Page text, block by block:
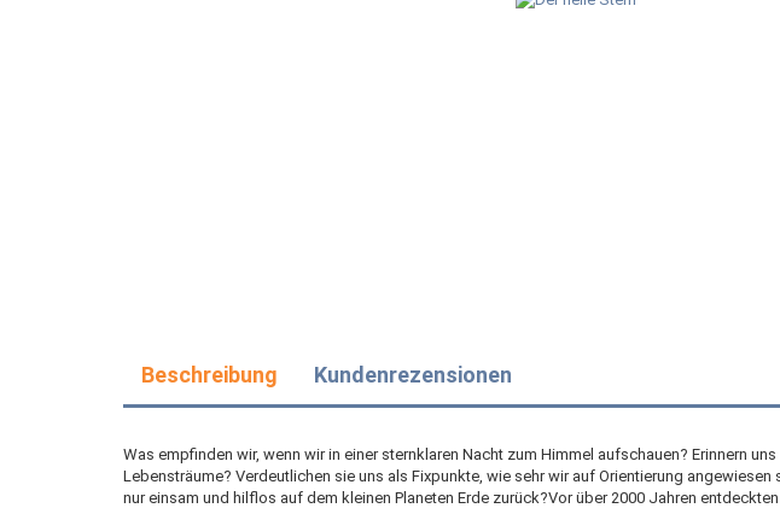
Beschreibung Kundenrezensionen
Was empfinden wir, wenn wir in einer sternklaren Nacht zum Himmel aufschauen? Erinnern
Lebensträume? Verdeutlichen sie uns als Fixpunkte, wie sehr wir auf Orientierung angewiesen
nur einsam und hilflos auf dem kleinen Planeten Erde zurück?Vor über 2000 Jahren